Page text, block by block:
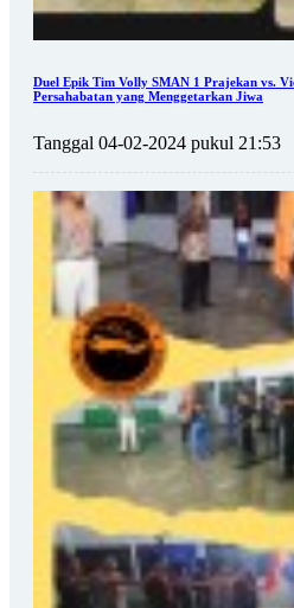
Duel Epik Tim Volly SMAN 1 Prajekan vs.
Persahabatan yang Menggetarkan Jiwa
Tanggal 04-02-2024 pukul 21:53